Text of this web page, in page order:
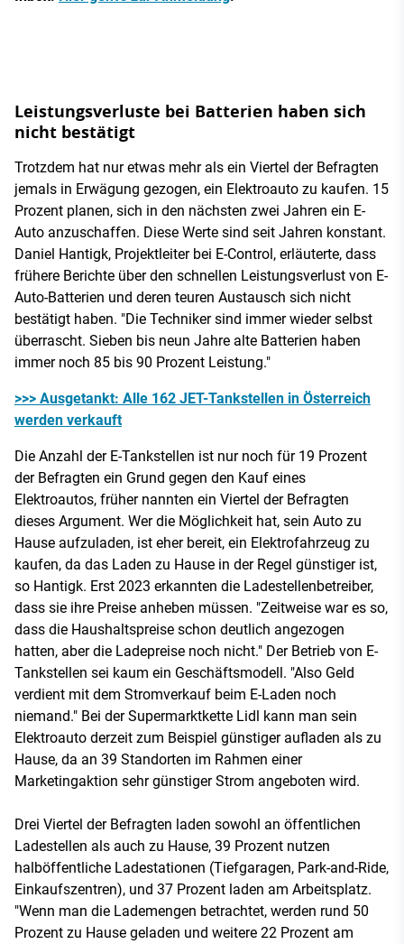
Leistungsverluste bei Batterien haben sich
nicht bestätigt
Trotzdem hat nur etwas mehr als ein Viertel der Befragten
jemals in Erwägung gezogen, ein Elektroauto zu kaufen. 15
Prozent planen, sich in den nächsten zwei Jahren ein E-
Auto anzuschaffen. Diese Werte sind seit Jahren konstant.
Daniel Hantigk, Projektleiter bei E-Control, erläuterte, dass
frühere Berichte über den schnellen Leistungsverlust von E-
Auto-Batterien und deren teuren Austausch sich nicht
bestätigt haben. "Die Techniker sind immer wieder selbst
überrascht. Sieben bis neun Jahre alte Batterien haben
immer noch 85 bis 90 Prozent Leistung."
>>> Ausgetankt: Alle 162 JET-Tankstellen in Österreich
werden verkauft
Die Anzahl der E-Tankstellen ist nur noch für 19 Prozent
der Befragten ein Grund gegen den Kauf eines
Elektroautos, früher nannten ein Viertel der Befragten
dieses Argument. Wer die Möglichkeit hat, sein Auto zu
Hause aufzuladen, ist eher bereit, ein Elektrofahrzeug zu
kaufen, da das Laden zu Hause in der Regel günstiger ist,
so Hantigk. Erst 2023 erkannten die Ladestellenbetreiber,
dass sie ihre Preise anheben müssen. "Zeitweise war es so,
dass die Haushaltspreise schon deutlich angezogen
hatten, aber die Ladepreise noch nicht." Der Betrieb von E-
Tankstellen sei kaum ein Geschäftsmodell. "Also Geld
verdient mit dem Stromverkauf beim E-Laden noch
niemand." Bei der Supermarktkette Lidl kann man sein
Elektroauto derzeit zum Beispiel günstiger aufladen als zu
Hause, da an 39 Standorten im Rahmen einer
Marketingaktion sehr günstiger Strom angeboten wird.
Drei Viertel der Befragten laden sowohl an öffentlichen
Ladestellen als auch zu Hause, 39 Prozent nutzen
halböffentliche Ladestationen (Tiefgaragen, Park-and-Ride,
Einkaufszentren), und 37 Prozent laden am Arbeitsplatz.
"Wenn man die Lademengen betrachtet, werden rund 50
Prozent zu Hause geladen und weitere 22 Prozent am